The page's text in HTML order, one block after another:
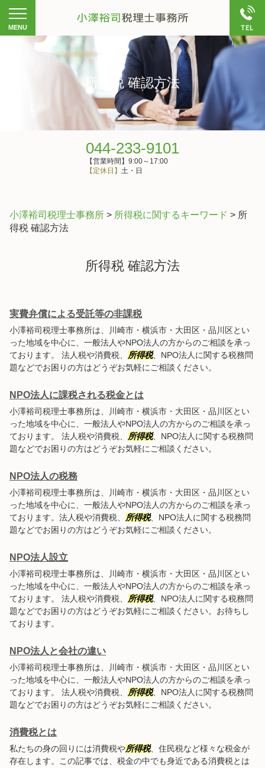
所得税 確認方法
044-233-9101
【営業時間】9:00～17:00
【定休日】 土・日
小澤裕司税理士事務所 > 所得税に関するキーワード > 所
得税 確認方法
所得税 確認方法
実費弁償による受託等の非課税
小澤裕司税理士事務所は、川崎市・横浜市・大田区・品川区とい
った地域を中心に、一般法人やNPO法人の方からのご相談を承っ
ております。 法人税や消費税、
所得税、NPO法人に関する税務問
題などでお困りの方はどうぞお気軽にご相談ください。
NPO法人に課税される税金とは
小澤裕司税理士事務所は、川崎市・横浜市・大田区・品川区とい
った地域を中心に、一般法人やNPO法人の方からのご相談を承っ
ております。 法人税や消費税、
所得税、NPO法人に関する税務問
題などでお困りの方はどうぞお気軽にご相談ください。
NPO法人の税務
小澤裕司税理士事務所は、川崎市・横浜市・大田区・品川区とい
った地域を中心に、一般法人やNPO法人の方からのご相談を承っ
ております。法人税や消費税、
所得税、NPO法人に関する税務問
題などでお困りの方はどうぞお気軽にご相談ください。
NPO法人設立
小澤裕司税理士事務所は、川崎市・横浜市・大田区・品川区とい
った地域を中心に、一般法人やNPO法人の方からのご相談を承っ
ております。 法人税や消費税、
所得税、NPO法人に関する税務問
題などでお困りの方はどうぞお気軽にご相談ください。お待ちし
ております。
NPO法人と会社の違い
小澤裕司税理士事務所は、川崎市・横浜市・大田区・品川区とい
った地域を中心に、一般法人やNPO法人の方からのご相談を承っ
ております。 法人税や消費税、
所得税、NPO法人に関する税務問
題などでお困りの方はどうぞお気軽にご相談ください。
消費税とは
私たちの身の回りには消費税や所得税、住民税など様々な税金が
存在します。この記事では、税金の中でも身近である消費税とは